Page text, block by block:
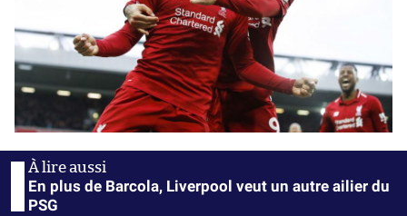
En plus de Barcola, Liverpool veut un autre ailier du
PSG